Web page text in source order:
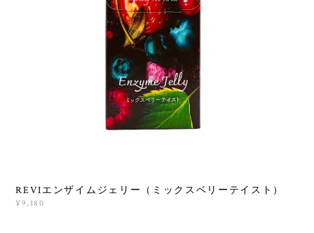
REVIエンザイムジェリー（ミックスベリーテイスト）
¥9,180